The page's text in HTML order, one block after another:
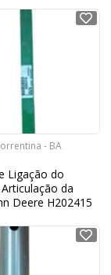
cm
- BA
Ligação do
da
Deere H202415